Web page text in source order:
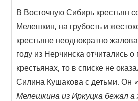
В Восточную Сибирь крестьян
Мелешкин, на грубость и
крестьяне неоднократно
году из Нерчинска отчитались
крестьянах, то в списке не
Силина Кушакова с детьми. Он
Мелешкина из Иркуцка бежал а